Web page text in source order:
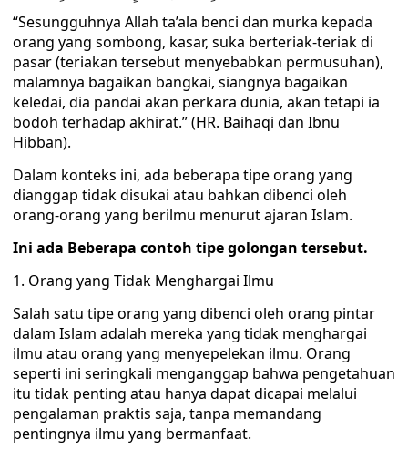
“Sesungguhnya Allah ta’ala benci dan murka kepada
orang yang sombong, kasar, suka berteriak-teriak di
pasar (teriakan tersebut menyebabkan permusuhan),
malamnya bagaikan bangkai, siangnya bagaikan
keledai, dia pandai akan perkara dunia, akan tetapi ia
bodoh terhadap akhirat.” (HR. Baihaqi dan Ibnu
Hibban).
Dalam konteks ini, ada beberapa tipe orang yang
dianggap tidak disukai atau bahkan dibenci oleh
orang-orang yang berilmu menurut ajaran Islam.
Ini ada Beberapa contoh tipe golongan tersebut.
1. Orang yang Tidak Menghargai Ilmu
Salah satu tipe orang yang dibenci oleh orang pintar
dalam Islam adalah mereka yang tidak menghargai
ilmu atau orang yang menyepelekan ilmu. Orang
seperti ini seringkali menganggap bahwa pengetahuan
itu tidak penting atau hanya dapat dicapai melalui
pengalaman praktis saja, tanpa memandang
pentingnya ilmu yang bermanfaat.